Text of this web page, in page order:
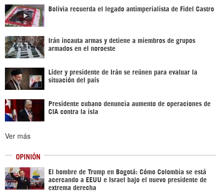
Bolivia recuerda el legado antimperialista de Fidel Castro
Irán incauta armas y detiene a miembros de grupos
armados en el noroeste
Líder y presidente de Irán se reúnen para evaluar la
situación del país
Presidente cubano denuncia aumento de operaciones de
CIA contra la isla
Ver más
OPINIÓN
El hombre de Trump en Bogotá: Cómo Colombia se está
acercando a EEUU e Israel bajo el nuevo presidente de
extrema derecha